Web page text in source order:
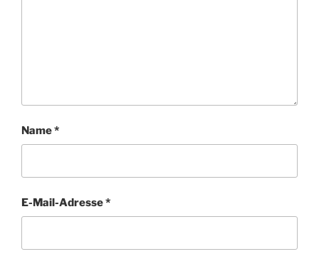
Name*
E-Mail-Adresse*